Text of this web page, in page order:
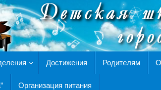
Достижения Родителям
Организация питания